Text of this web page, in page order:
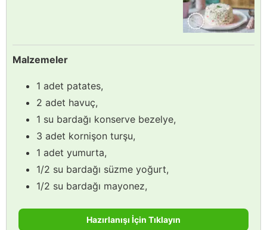
Malzemeler
1 adet patates,
2 adet havuç,
1 su bardağı konserve bezelye,
3 adet kornişon turşu,
1 adet yumurta,
1/2 su bardağı süzme yoğurt,
1/2 su bardağı mayonez,
Hazırlanışı İçin Tıklayın